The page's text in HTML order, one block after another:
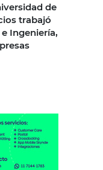
de
trabajó
Ingeniería,